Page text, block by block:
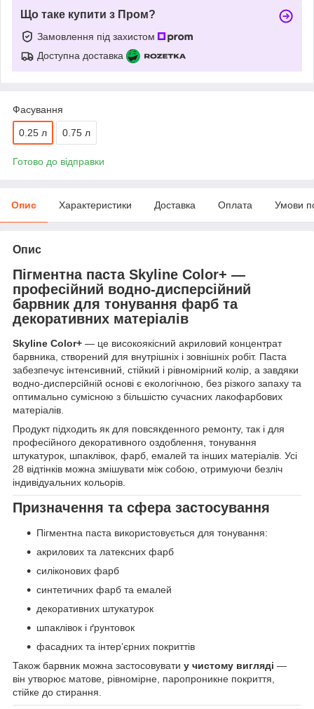
Що таке купити з Пром?
Замовлення під захистом
Доступна доставка
Фасування
0.25 л 0.75 л
Готово до відправки
Опис Характеристики Доставка Оплата Умови
Опис
Пігментна паста Skyline Color+ —
професійний водно-дисперсійний
барвник для тонування фарб та
декоративних матеріалів
Skyline Color+ — це високоякісний акриловий концентрат
барвника, створений для внутрішніх і зовнішніх робіт. Паста
забезпечує інтенсивний, стійкий і рівномірний колір, а завдяки
водно-дисперсійній основі є екологічною, без різкого запаху та
оптимально сумісною з більшістю сучасних лакофарбових
матеріалів.
Продукт підходить як для повсякденного ремонту, так і для
професійного декоративного оздоблення, тонування
штукатурок, шпаклівок, фарб, емалей та інших матеріалів. Усі
28 відтінків можна змішувати між собою, отримуючи безліч
індивідуальних кольорів.
Призначення та сфера застосування
Пігментна паста використовується для тонування:
акрилових та латексних фарб
силіконових фарб
синтетичних фарб та емалей
декоративних штукатурок
шпаклівок і ґрунтовок
фасадних та інтер’єрних покриттів
Також барвник можна застосовувати у чистому вигляді —
він утворює матове, рівномірне, паропроникне покриття,
стійке до стирання.